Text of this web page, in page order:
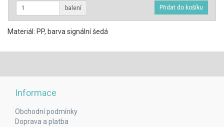
balení
Materiál: PP, barva signální šedá
Informace
Obchodní podmínky
Doprava a platba